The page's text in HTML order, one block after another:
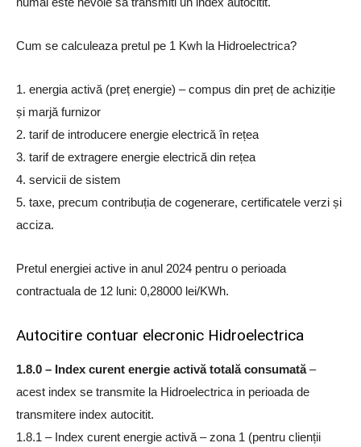
Cum se calculeaza pretul pe 1 Kwh la Hidroelectrica?
1. energia activă (preț energie) – compus din preț de achiziție
și marjă furnizor
2. tarif de introducere energie electrică în rețea
3. tarif de extragere energie electrică din rețea
4. servicii de sistem
5. taxe, precum contribuția de cogenerare, certificatele verzi și
acciza.
Pretul energiei active in anul 2024 pentru o perioada
contractuala de 12 luni: 0,28000 lei/KWh.
Autocitire contuar elecronic Hidroelectrica
1.8.0 – Index curent energie activă totală consumată–
acest index se transmite la Hidroelectrica in perioada de
transmitere index autocitit.
1.8.1 – Index curent energie activă – zona 1 (pentru clienții